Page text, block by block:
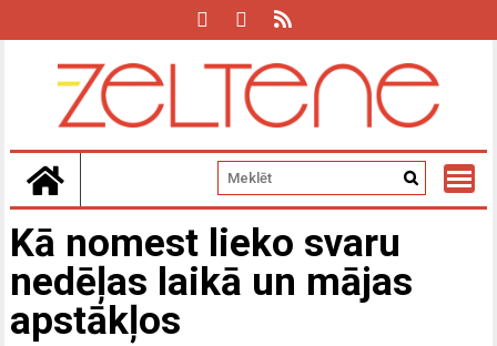
Kā nomest lieko svaru
nedēļas laikā un mājas
apstākļos